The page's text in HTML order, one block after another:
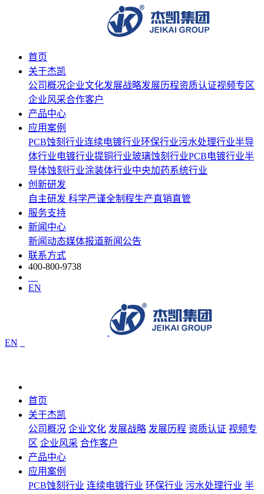
首页
关于杰凯
公司概况企业文化发展战略发展历程资质认证视频专区
企业风采合作客户
产品中心
应用案例
PCB蚀刻行业连续电镀行业环保行业污水处理行业半导
体行业电镀行业提铜行业玻璃蚀刻行业PCB电镀行业半
导体蚀刻行业涂装体行业中央加药系统行业
创新研发
自主研发 科学严谨全制程生产直销直管
服务支持
新闻中心
新闻动态媒体报道新闻公告
联系方式
400-800-9738
EN
EN
首页
关于杰凯
公司概况 企业文化 发展战略 发展历程 资质认证 视频专
区 企业风采 合作客户
产品中心
应用案例
PCB蚀刻行业 连续电镀行业 环保行业 污水处理行业 半